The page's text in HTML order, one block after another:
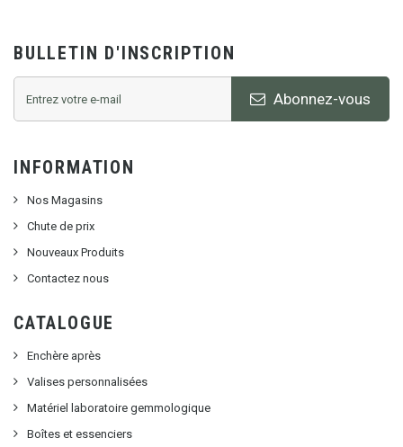
BULLETIN D'INSCRIPTION
Abonnez-vous
INFORMATION
Nos Magasins
Chute de prix
Nouveaux Produits
Contactez nous
CATALOGUE
Enchère après
Valises personnalisées
Matériel laboratoire gemmologique
Boîtes et essenciers